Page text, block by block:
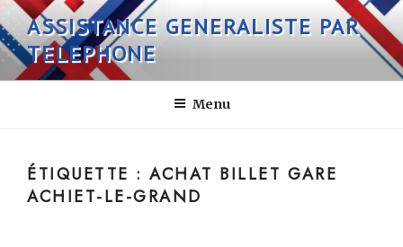
Aller
au
contenu
principal
ASSISTANCE GENERALISTE PAR
TELEPHONE
Menu
ÉTIQUETTE :ACHAT BILLET GARE
ACHIET-LE-GRAND